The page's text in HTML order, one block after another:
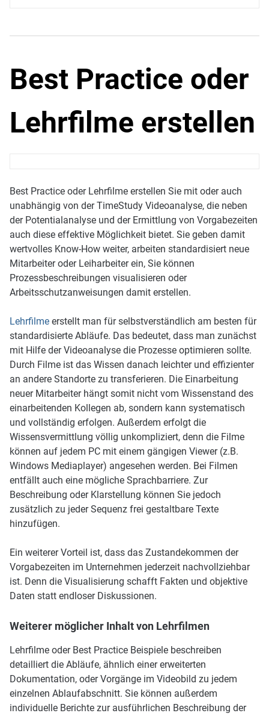
Best Practice oder
Lehrfilme erstellen
Best Practice oder Lehrfilme erstellen Sie mit oder auch
unabhängig von der TimeStudy Videoanalyse, die neben
der Potentialanalyse und der Ermittlung von Vorgabezeiten
auch diese effektive Möglichkeit bietet. Sie geben damit
wertvolles Know-How weiter, arbeiten standardisiert neue
Mitarbeiter oder Leiharbeiter ein, Sie können
Prozessbeschreibungen visualisieren oder
Arbeitsschutzanweisungen damit erstellen.
Lehrfilmeerstellt man für selbstverständlich am besten für
standardisierte Abläufe. Das bedeutet, dass man zunächst
mit Hilfe der Videoanalyse die Prozesse optimieren sollte.
Durch Filme ist das Wissen danach leichter und effizienter
an andere Standorte zu transferieren. Die Einarbeitung
neuer Mitarbeiter hängt somit nicht vom Wissenstand des
einarbeitenden Kollegen ab, sondern kann systematisch
und vollständig erfolgen. Außerdem erfolgt die
Wissensvermittlung völlig unkompliziert, denn die Filme
können auf jedem PC mit einem gängigen Viewer (z.B.
Windows Mediaplayer) angesehen werden. Bei Filmen
entfällt auch eine mögliche Sprachbarriere. Zur
Beschreibung oder Klarstellung können Sie jedoch
zusätzlich zu jeder Sequenz frei gestaltbare Texte
hinzufügen.
Ein weiterer Vorteil ist, dass das Zustandekommen der
Vorgabezeiten im Unternehmen jederzeit nachvollziehbar
ist. Denn die Visualisierung schafft Fakten und objektive
Daten statt endloser Diskussionen.
Weiterer möglicher Inhalt von Lehrfilmen
Lehrfilme oder Best Practice Beispiele beschreiben
detailliert die Abläufe, ähnlich einer erweiterten
Dokumentation, oder Vorgänge im Videobild zu jedem
einzelnen Ablaufabschnitt. Sie können außerdem
individuelle Berichte zur ausführlichen Beschreibung der